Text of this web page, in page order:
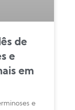
de
e
em
e